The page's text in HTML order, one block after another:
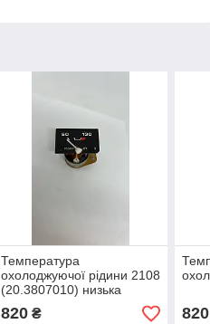
Температура
охолоджуючої рідини 2108
(20.3807010) низька
панель
820₴ 820